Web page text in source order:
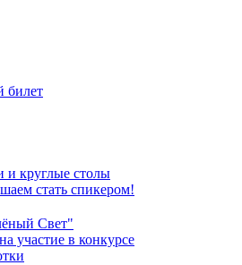
билет
и круглые столы
стать спикером!
Свет"
участие в конкурсе